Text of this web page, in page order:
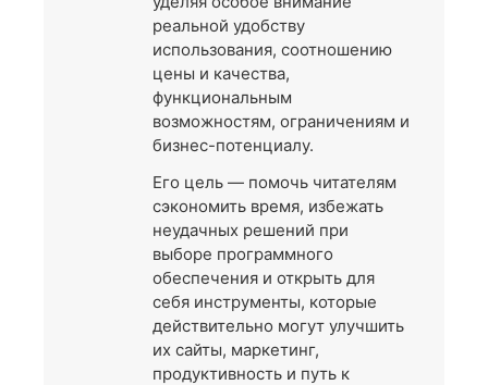
реальной удобству
использования, соотношению
цены и качества,
функциональным
возможностям, ограничениям и
бизнес-потенциалу.
Его цель — помочь читателям
сэкономить время, избежать
неудачных решений при
выборе программного
обеспечения и открыть для
себя инструменты, которые
действительно могут улучшить
их сайты, маркетинг,
продуктивность и путь к